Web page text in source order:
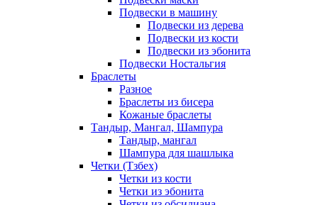
Подвески в машину
Подвески из дерева
Подвески из кости
Подвески из эбонита
Подвески Ностальгия
Браслеты
Разное
Браслеты из бисера
Кожаные браслеты
Тандыр, Мангал, Шампура
Тандыр, мангал
Шампура для шашлыка
Четки (Тзбех)
Четки из кости
Четки из эбонита